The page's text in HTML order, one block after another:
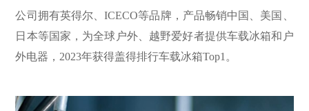
公司拥有英得尔、ICECO等品牌，产品畅销中国、美国、
日本等国家，为全球户外、越野爱好者提供车载冰箱和户
外电器，2023年获得盖得排行车载冰箱Top1。